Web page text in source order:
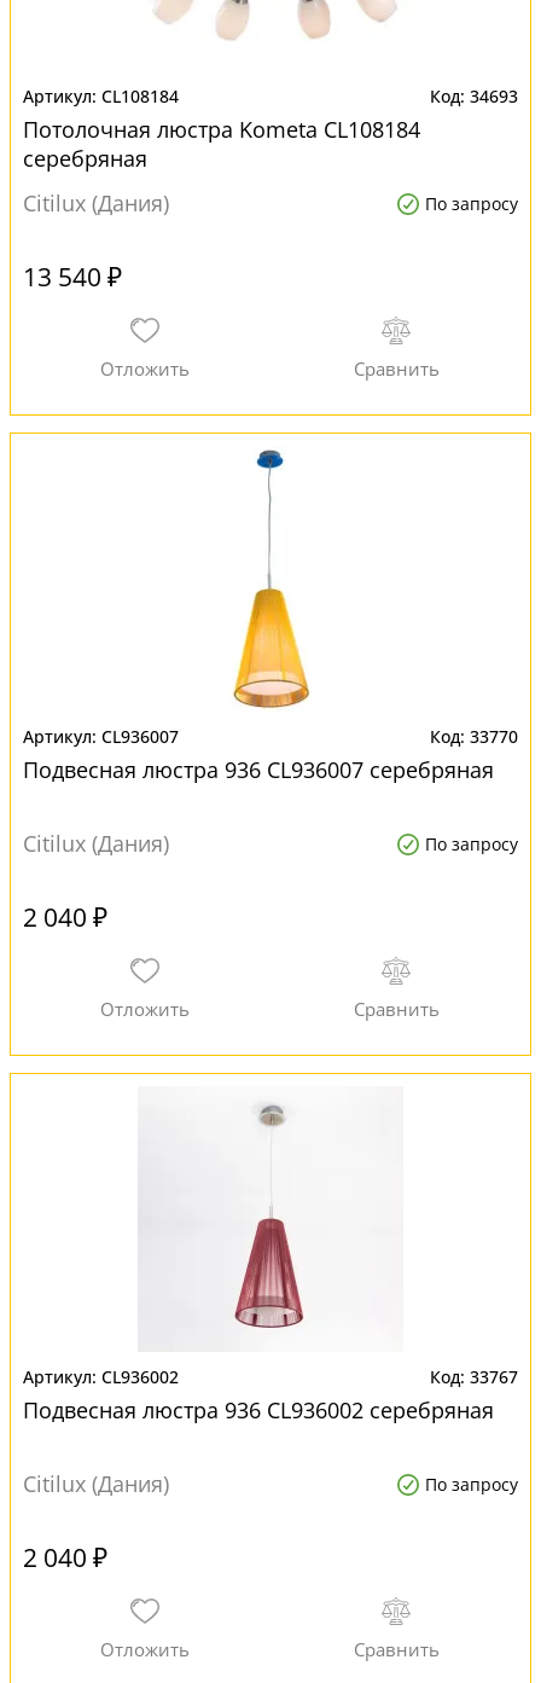
CL108184 34693
Потолочная люстра Kometa CL108184
серебряная
Citilux (Дания)
По запросу
13 540 ₽
CL936007 33770
Подвесная люстра 936 CL936007 серебряная
Citilux (Дания) По запросу
2 040 ₽
CL936002 33767
Подвесная люстра 936 CL936002 серебряная
Citilux (Дания) По запросу
2 040 ₽